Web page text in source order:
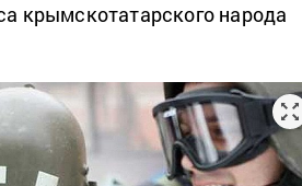
крымскотатарского народа